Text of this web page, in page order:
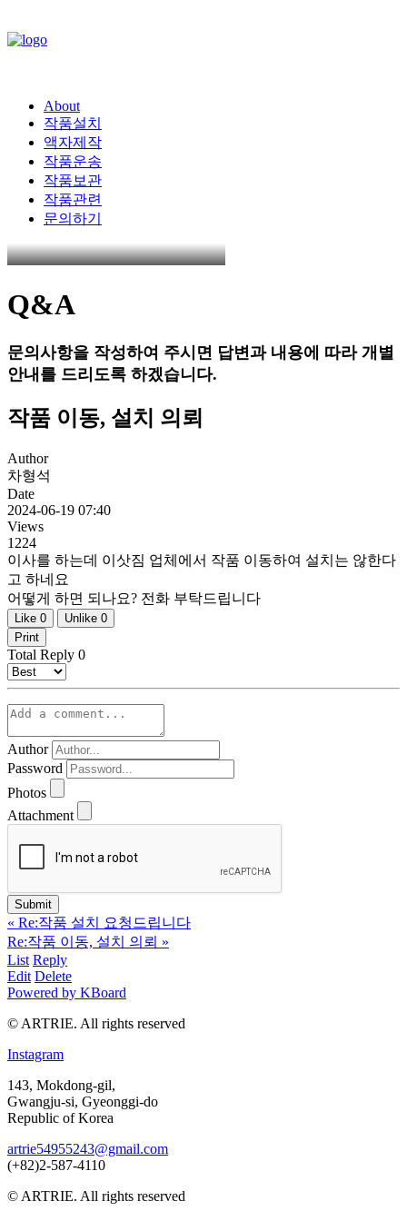
About
작품설치
액자제작
작품운송
작품보관
작품관련
문의하기
Q&A
문의사항을 작성하여 주시면 답변과 내용에 따라 개별
안내를 드리도록 하겠습니다.
작품 이동, 설치 의뢰
Author
차형석
Date
2024-06-19 07:40
Views
1224
이사를 하는데 이삿짐 업체에서 작품 이동하여 설치는 않한다
고 하네요
어떻게 하면 되나요? 전화 부탁드립니다
Like 0 Unlike 0
Print
Total Reply 0
Author
Password
Photos
Attachment
« Re:작품 설치 요청드립니다
Re:작품 이동, 설치 의뢰 »
List Reply
Edit Delete
Powered by KBoard
© ARTRIE. All rights reserved
Instagram
143, Mokdong-gil,
Gwangju-si, Gyeonggi-do
Republic of Korea
artrie54955243@gmail.com
(+82)2-587-4110
© ARTRIE. All rights reserved